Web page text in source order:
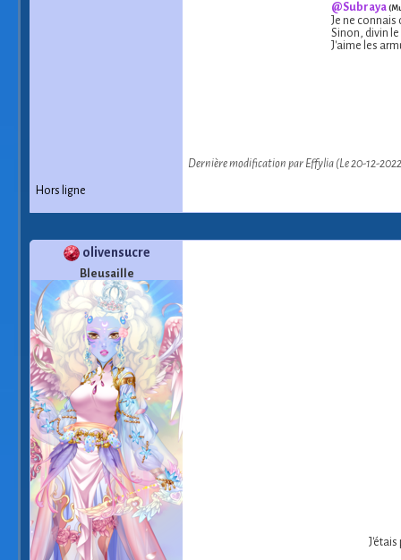
@Subraya
Je ne
Sinon, divin le
J'aime les
Dernière modification par Effylia (Le 20-12-
Hors ligne
olivensucre
Bleusaille